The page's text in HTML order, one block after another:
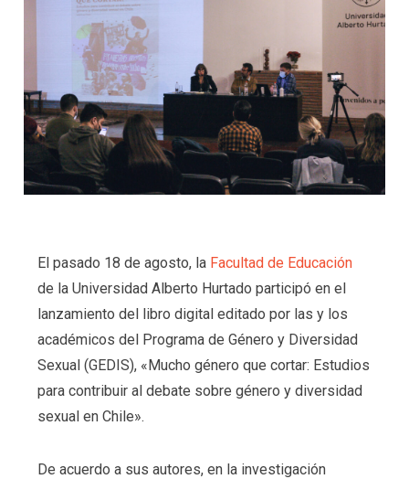
El pasado 18 de agosto, la Facultad de Educación
de la Universidad Alberto Hurtado participó en el
lanzamiento del libro digital editado por las y los
académicos del Programa de Género y Diversidad
Sexual (GEDIS), «Mucho género que cortar: Estudios
para contribuir al debate sobre género y diversidad
sexual en Chile».
De acuerdo a sus autores, en la investigación